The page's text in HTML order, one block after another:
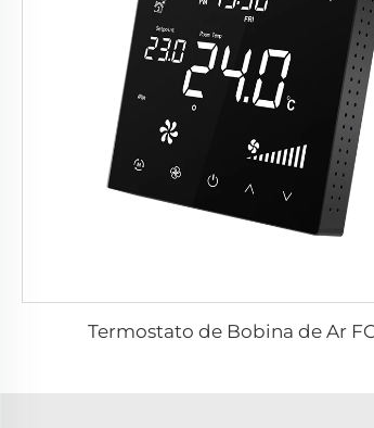
Termostato de Bobina de Ar